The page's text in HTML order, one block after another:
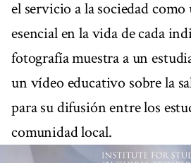
el servicio a la sociedad
esencial en la vida de cada
fotografía muestra a un
un vídeo educativo sobre la
para su difusión entre los
comunidad local.